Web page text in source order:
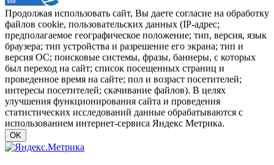
Продолжая использовать сайт, Вы даете согласие на обработку
файлов cookie, пользовательских данных (IP-адрес;
предполагаемое географическое положение; тип, версия, язык
браузера; тип устройства и разрешение его экрана; тип и
версия ОС; поисковые системы, фразы, баннеры, с которых
был переход на сайт; список посещенных страниц и
проведенное время на сайте; пол и возраст посетителей;
интересы посетителей; скачивание файлов). В целях
улучшения функционирования сайта и проведения
статистических исследований данные обрабатываются с
использованием интернет-сервиса Яндекс Метрика.
OK